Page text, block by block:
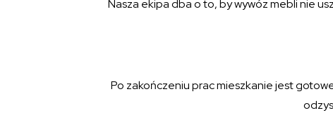
Nasza ekipa dba o to, by wywóz mebli nie
Po zakończeniu prac mieszkanie jest